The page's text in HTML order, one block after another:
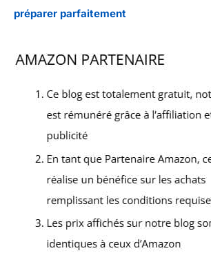
préparer parfaitement